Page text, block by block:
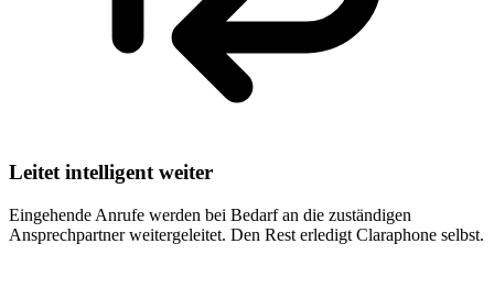
Leitet intelligent weiter
Eingehende Anrufe werden bei Bedarf an die zuständigen
Ansprechpartner weitergeleitet. Den Rest erledigt Claraphone selbst.